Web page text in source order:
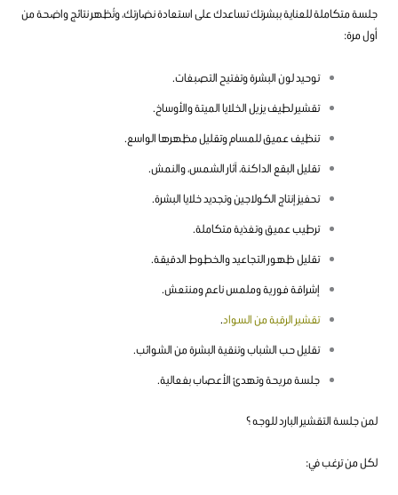
جلسة متكاملة للعناية ببشرتك تساعدك على استعادة نضارتك، وتُظهر نتائج واضحة من
أول مرة:
توحيد لون البشرة وتفتيح التصبغات.
تقشير لطيف يزيل الخلايا الميتة والأوساخ.
تنظيف عميق للمسام وتقليل مظهرها الواسع.
تقليل البقع الداكنة، آثار الشمس، والنمش.
تحفيز إنتاج الكولاجين وتجديد خلايا البشرة.
ترطيب عميق وتغذية متكاملة.
تقليل ظهور التجاعيد والخطوط الدقيقة.
إشراقة فورية وملمس ناعم ومنتعش.
تقشير الرقبة من السواد.
تقليل حب الشباب وتنقية البشرة من الشوائب.
جلسة مريحة وتهدئ الأعصاب بفعالية.
لمن جلسة التقشير البارد للوجه ؟
لكل من ترغب في: